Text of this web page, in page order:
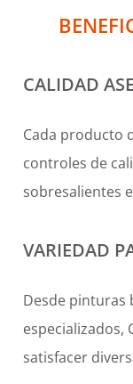
CALIDAD
Cada producto
controles de
sobresalientes
VARIEDAD
Desde pinturas
especializados,
satisfacer